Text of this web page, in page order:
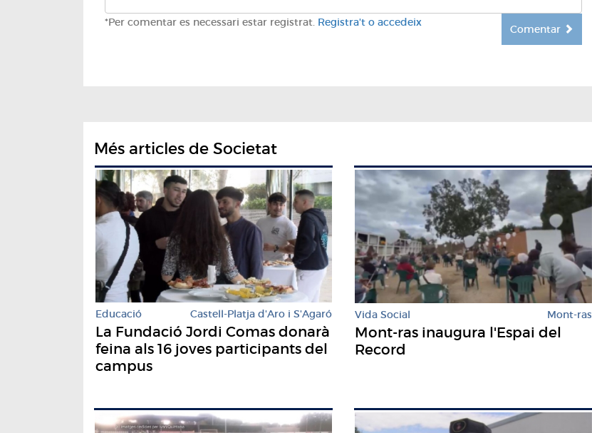
*Per comentar es necessari estar registrat. Registra't o accedeix
Comentar
Més articles de Societat
Educació Castell-Platja d'Aro i S'Agaró
La Fundació Jordi Comas donarà
feina als 16 joves participants del
campus
Vida Social Mont-ras
Mont-ras inaugura l'Espai del
Record